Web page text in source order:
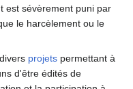
est sévèrement puni par
le harcèlement ou le
projets permettant à
d'être édités de